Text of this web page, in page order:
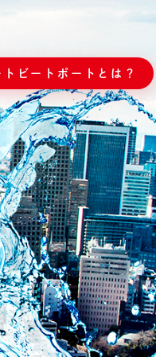
トビートボートとは？